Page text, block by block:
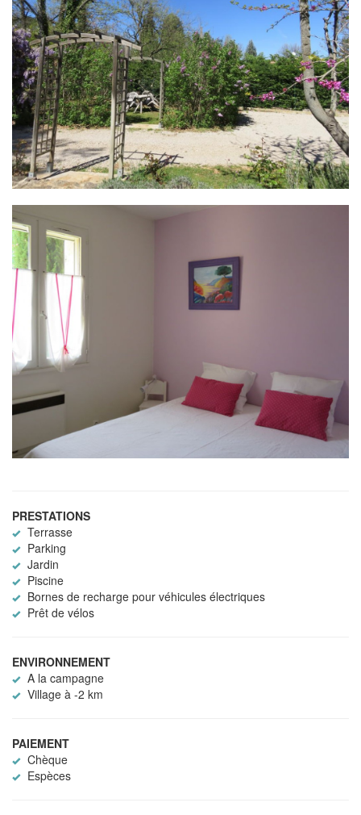
PRESTATIONS
Terrasse
Parking
Jardin
Piscine
Bornes de recharge pour véhicules électriques
Prêt de vélos
ENVIRONNEMENT
A la campagne
Village à -2 km
PAIEMENT
Chèque
Espèces